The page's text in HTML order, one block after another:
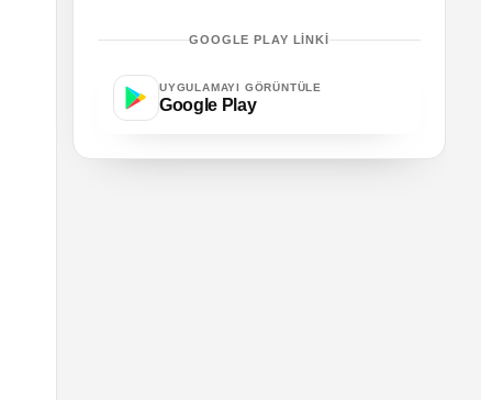
GOOGLE PLAY LINKI
UYGULAMAYI GÖRÜNTÜLE
Google Play